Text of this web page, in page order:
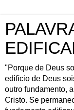
"Porque de Deus
edifício de Deus
outro fundamento,
Cristo. Se